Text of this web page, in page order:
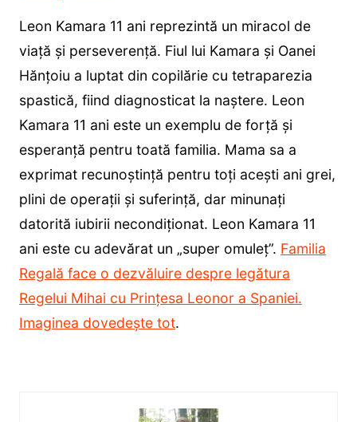
Leon Kamara 11 ani reprezintă un miracol de
viață și perseverență. Fiul lui Kamara și Oanei
Hănțoiu a luptat din copilărie cu tetraparezia
spastică, fiind diagnosticat la naștere. Leon
Kamara 11 ani este un exemplu de forță și
esperanță pentru toată familia. Mama sa a
exprimat recunoștință pentru toți acești ani grei,
plini de operații și suferință, dar minunați
datorită iubirii necondiționat. Leon Kamara 11
ani este cu adevărat un „super omuleț”. Familia
Regală face o dezvăluire despre legătura
Regelui Mihai cu Prințesa Leonor a Spaniei.
Imaginea dovedește tot.